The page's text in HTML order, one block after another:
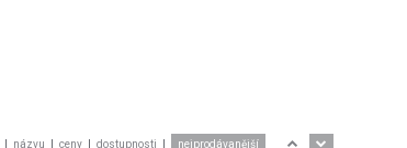
názvu ceny dostupnosti nejprodávanější